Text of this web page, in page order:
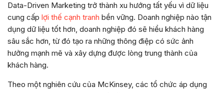
Data-Driven Marketing trở thành xu hướng tất yếu vì dữ liệu
cung cấp lợi thế cạnh tranh bền vững. Doanh nghiệp nào tận
dụng dữ liệu tốt hơn, doanh nghiệp đó sẽ hiểu khách hàng
sâu sắc hơn, từ đó tạo ra những thông điệp có sức ảnh
hưởng mạnh mẽ và xây dựng được lòng trung thành của
khách hàng.
Theo một nghiên cứu của McKinsey, các tổ chức áp dụng